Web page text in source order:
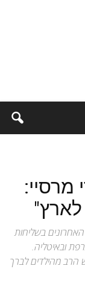
מרסיי:
בשליחות
ובאיטליה.
הרב מהילדים לברך